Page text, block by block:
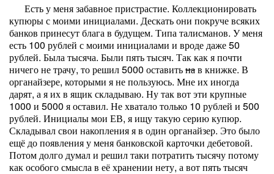
Есть у меня забавное пристрастие. Коллекционировать
купюры с моими инициалами. Дескать они покруче всяких
банков принесут блага в будущем. Типа талисманов. У меня
есть 100 рублей с моими инициалами и вроде даже 50
рублей. Была тысяча. Были пять тысяч. Так как я почти
ничего не трачу, то решил 5000 оставитьнав книжке. В
органайзере, которыми я не пользуюсь. Мне их иногда
дарят, а я их в ящик складываю. Ну так вот эти крупные
1000 и 5000 я оставил. Не хватало только 10 рублей и 500
рублей. Инициалы мои ЕВ, я ищу такую серию купюр.
Складывал свои накопления я в один органайзер. Это было
ещё до появления у меня банковской карточки дебетовой.
Потом долго думал и решил таки потратить тысячу потому
как особого смысла в её хранении нету, а вот пять тысяч